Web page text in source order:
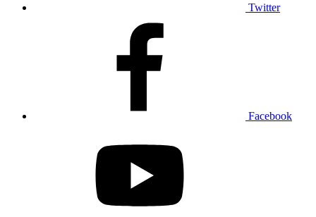
Twitter
Facebook